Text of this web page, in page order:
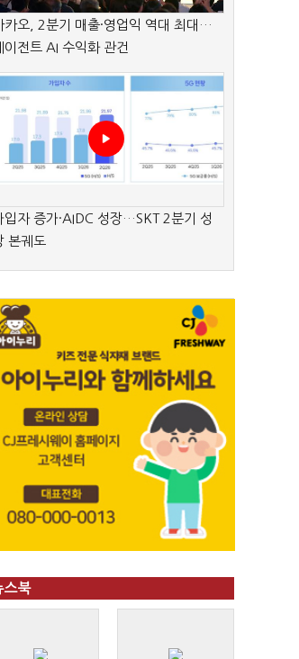
카오, 2분기 매출·영업익 역대 최대…
이전트 AI 수익화 관건
입자 증가·AIDC 성장…SKT 2분기 성
본궤도
스북